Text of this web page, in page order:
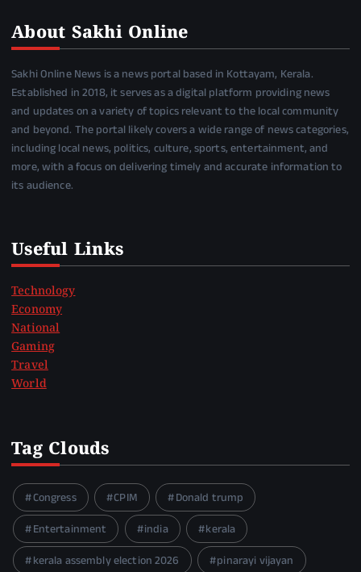
About Sakhi Online
Sakhi Online News is a news portal based in Kottayam, Kerala.
Established in 2018, it serves as a digital platform providing news
and updates on a variety of topics relevant to the local community
and beyond. The portal likely covers a wide range of news categories,
including local news, politics, culture, sports, entertainment, and
more, with a focus on delivering timely and accurate information to
its audience.
Useful Links
Technology
Economy
National
Gaming
Travel
World
Tag Clouds
Congress CPIM
Donald trump
Entertainment
india
kerala
kerala assembly election 2026
pinarayi vijayan